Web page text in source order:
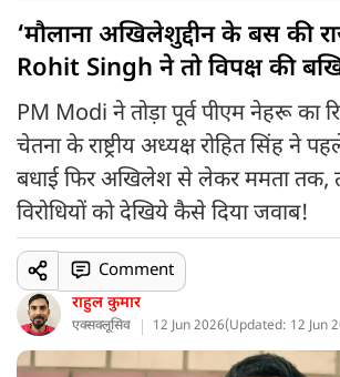
‘मौलाना अखिलेशुद्दीन के बस की
Rohit Singh ने तो विपक्ष की
PM Modi ने तोड़ा पूर्व पीएम नेहरू का
चेतना के राष्ट्रीय अध्यक्ष रोहित सिंह ने
बधाई फिर अखिलेश से लेकर ममता तक,
विरोधियों को देखिये कैसे दिया जवाब!
राहुल कुमार
एक्सक्लूसिव 12 Jun 2026(Updated: 12 Jun
Comment